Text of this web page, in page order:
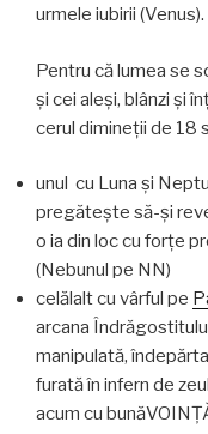
urmele iubirii (Venus).
Pentru că lumea se
și cei aleși, blânzi și
cerul dimineții de 18
unul cu Luna și
pregătește să-și
o ia din loc cu forțe
(Nebunul pe NN)
celălalt cu vârful pe
arcana
manipulată,
furată în infern de
acum cu